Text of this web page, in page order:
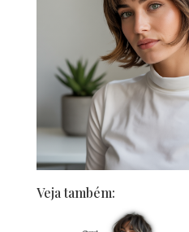
Veja também: